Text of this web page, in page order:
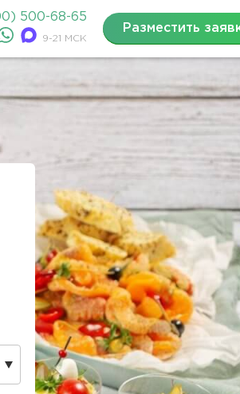
500-68-65
9-21 МСК
Разместить